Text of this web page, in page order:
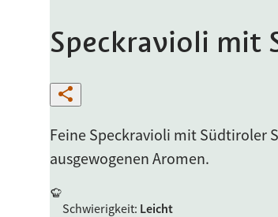
Speckravioli mit
Feine Speckravioli mit Südtiroler
ausgewogenen Aromen.
Schwierigkeit: Leicht